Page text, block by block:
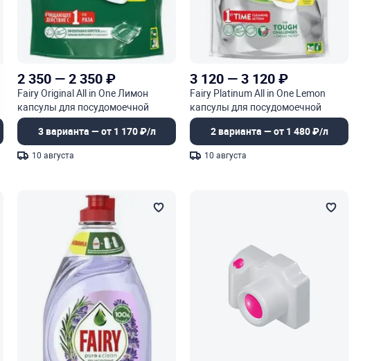
2 350 —2 350₽
Fairy Original All in One Лимон
капсулы для посудомоечной
машины
3 варианта — от 1 170 ₽/л
10 августа
3 120 —3 120₽
Fairy Platinum All in One Lemon
капсулы для посудомоечной
машины
2 варианта — от 1 480 ₽/л
10 августа